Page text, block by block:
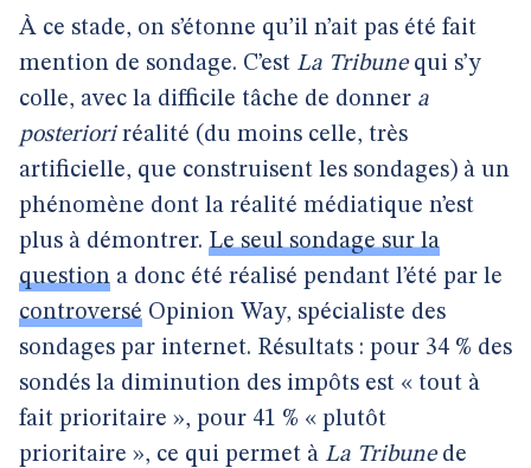
À ce stade, on s’étonne qu’il n’ait pas été fait
mention de sondage. C’est La Tribunequi s’y
colle, avec la difficile tâche de donner a
posterioriréalité (du moins celle, très
artificielle, que construisent les sondages) à un
phénomène dont la réalité médiatique n’est
plus à démontrer. Le seul sondage sur la
question a donc été réalisé pendant l’été par le
controversé Opinion Way, spécialiste des
sondages par internet. Résultats : pour 34 % des
sondés la diminution des impôts est « tout à
fait prioritaire », pour 41 % « plutôt
prioritaire », ce qui permet à La Tribunede